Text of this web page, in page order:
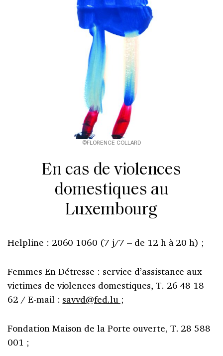
©FLORENCE COLLARD
En cas de violences
domestiques au
Luxembourg
Helpline : 2060 1060 (7 j/7 – de 12 h à 20 h) ;
Femmes En Détresse : service d’assistance aux
victimes de violences domestiques, T. 26 48 18
62 / E-mail : savvd@fed.lu ;
Fondation Maison de la Porte ouverte, T. 28 588
001 ;